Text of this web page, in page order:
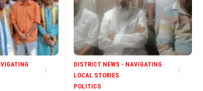
DISTRICT NEWS - NAVIGATING
LOCAL STORIES
POLITICS